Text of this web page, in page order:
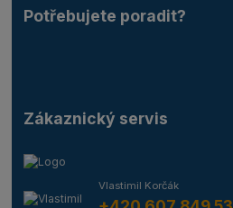
Potřebujete poradit?
Zákaznický servis
Vlastimil Korčák